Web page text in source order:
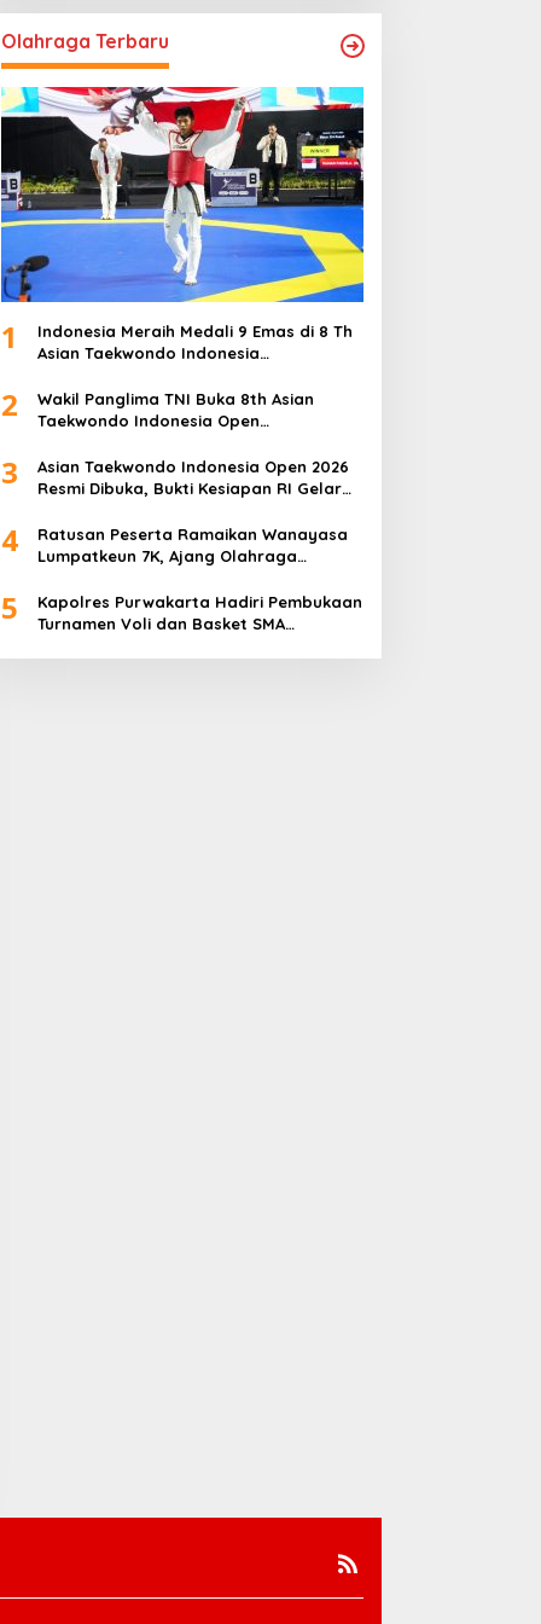
Olahraga Terbaru
1
Indonesia Meraih Medali 9 Emas di 8 Th
Asian Taekwondo Indonesia
2
Wakil Panglima TNI Buka 8th Asian
Taekwondo Indonesia Open
3
Asian Taekwondo Indonesia Open 2026
Resmi Dibuka, Bukti Kesiapan RI Gelar
4
Ratusan Peserta Ramaikan Wanayasa
Lumpatkeun 7K, Ajang Olahraga
5
Kapolres Purwakarta Hadiri Pembukaan
Turnamen Voli dan Basket SMA